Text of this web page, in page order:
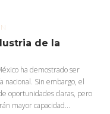
de la
ha demostrado ser
nacional. Sin embargo, el
oportunidades claras, pero
mayor capacidad...